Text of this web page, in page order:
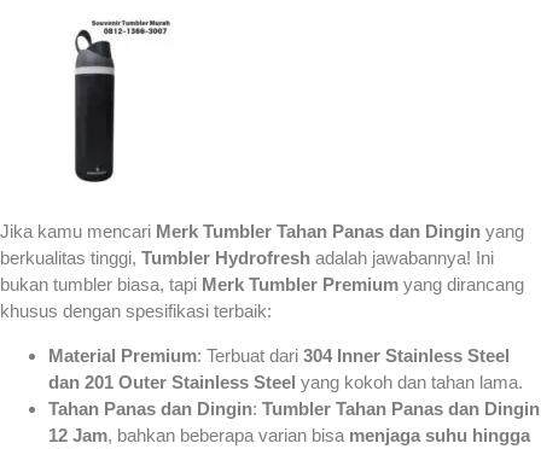
Jika kamu mencari Merk Tumbler Tahan Panas dan Dingin yang
berkualitas tinggi, Tumbler Hydrofresh adalah jawabannya! Ini
bukan tumbler biasa, tapi Merk Tumbler Premium yang dirancang
khusus dengan spesifikasi terbaik:
Material Premium: Terbuat dari 304 Inner Stainless Steel
dan 201 Outer Stainless Steel yang kokoh dan tahan lama.
Tahan Panas dan Dingin: Tumbler Tahan Panas dan Dingin
12 Jam, bahkan beberapa varian bisa menjaga suhu hingga